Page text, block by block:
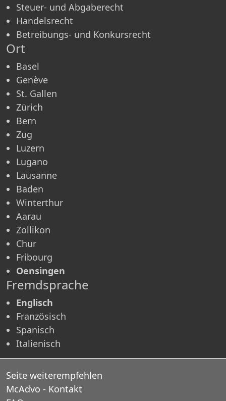
Steuer- und Abgaberecht
Handelsrecht
Betreibungs- und Konkursrecht
Ort
Basel
Genève
St. Gallen
Zürich
Bern
Zug
Luzern
Lugano
Lausanne
Baden
Winterthur
Aarau
Zollikon
Chur
Fribourg
Oensingen
Fremdsprache
Englisch
Französisch
Spanisch
Italienisch
Seite weiterempfehlen
McAdvo - Kontakt